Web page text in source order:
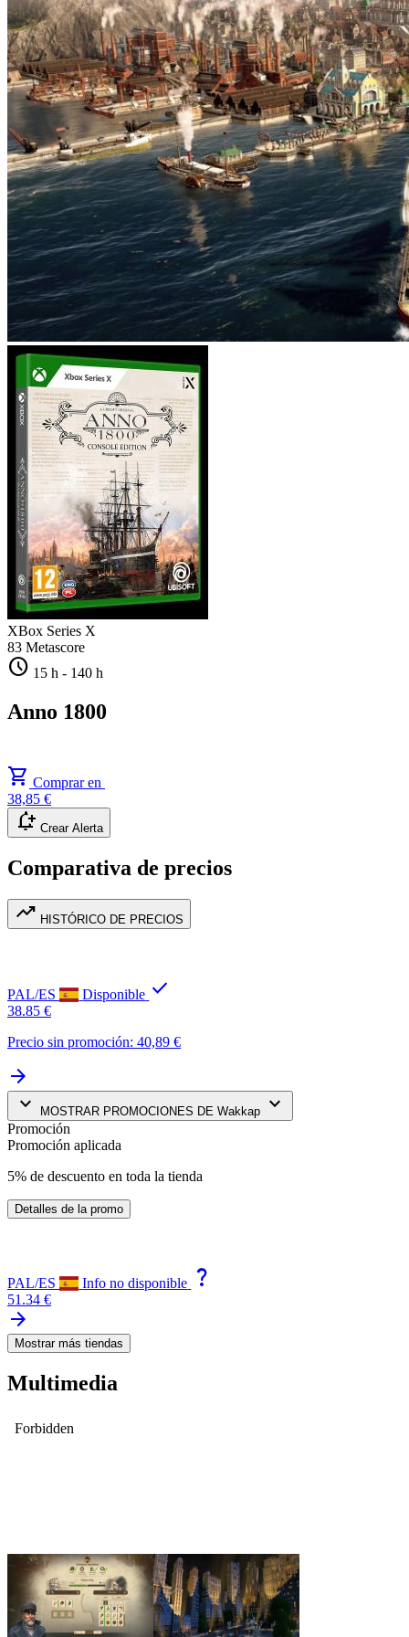
XBox Series X
83 Metascore
schedule 15 h - 140 h
Anno 1800
shopping_cart Comprar en
38,85 €
notification_add Crear Alerta
Comparativa de precios
trending_up HISTÓRICO DE PRECIOS
PAL/ES Disponible check
38.85 €
Precio sin promoción: 40,89 €
arrow_forward
keyboard_arrow_down
MOSTRAR PROMOCIONES DE Wakkap keyboard_arrow_down
Promoción
Promoción aplicada
5% de descuento en toda la tienda
Detalles de la promo
PAL/ES Info no disponible question_mark
51.34 €
arrow_forward
Mostrar más tiendas
Multimedia